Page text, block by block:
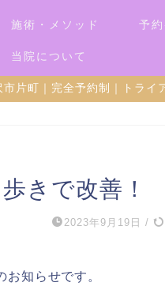
施術・メソッド 予
当院について
市片町｜完全予約制｜トライ
きで改善！
2023年9月19日 /
知らせです。